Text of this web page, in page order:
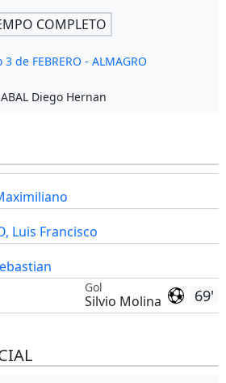
COMPLETO
3 de FEBRERO - ALMAGRO
ABAL Diego Hernan
Luis Francisco
69'
Gol
Silvio Molina